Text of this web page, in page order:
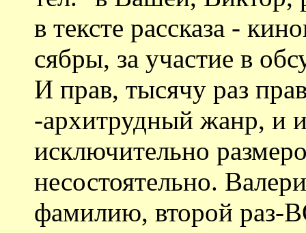
в тексте рассказа -
сябры, за участие в
И прав, тысячу раз
-архитрудный жанр, и
исключительно
несостоятельно.
фамилию, второй